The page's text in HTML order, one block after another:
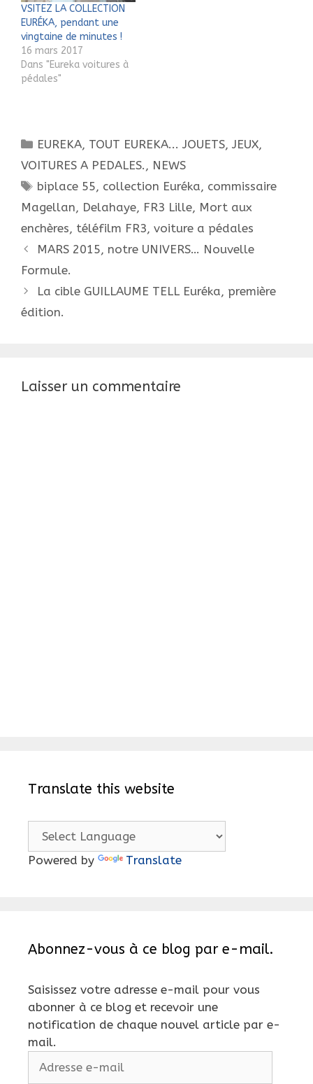
VSITEZ LA COLLECTION
EURÉKA, pendant une
vingtaine de minutes !
16 mars 2017
Dans "Eureka voitures à
pédales"
Catégories
EUREKA, TOUT EUREKA... JOUETS, JEUX,
VOITURES A PEDALES. , NEWS
Étiquettes
biplace 55, collection Euréka, commissaire
Magellan, Delahaye, FR3 Lille, Mort aux
enchères, téléfilm FR3, voiture a pédales
Navigation
des
MARS 2015, notre UNIVERS… Nouvelle
Formule.
La cible GUILLAUME TELL Euréka, première
édition.
Laisser un commentaire
Translate this website
Powered by Translate
Abonnez-vous à ce blog par e-mail.
Saisissez votre adresse e-mail pour vous
abonner à ce blog et recevoir une
notification de chaque nouvel article par e-
mail.
e-